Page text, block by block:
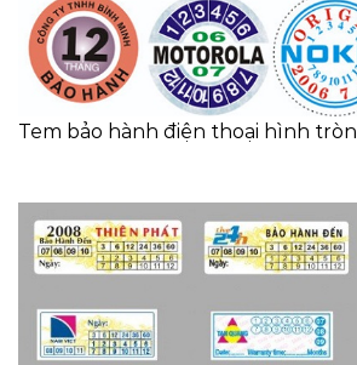
Tem bảo hành điện thoại hình tròn